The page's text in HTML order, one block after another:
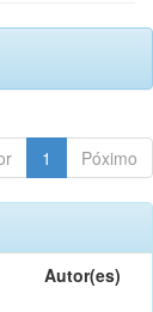
1 Póximo
Autor(es)